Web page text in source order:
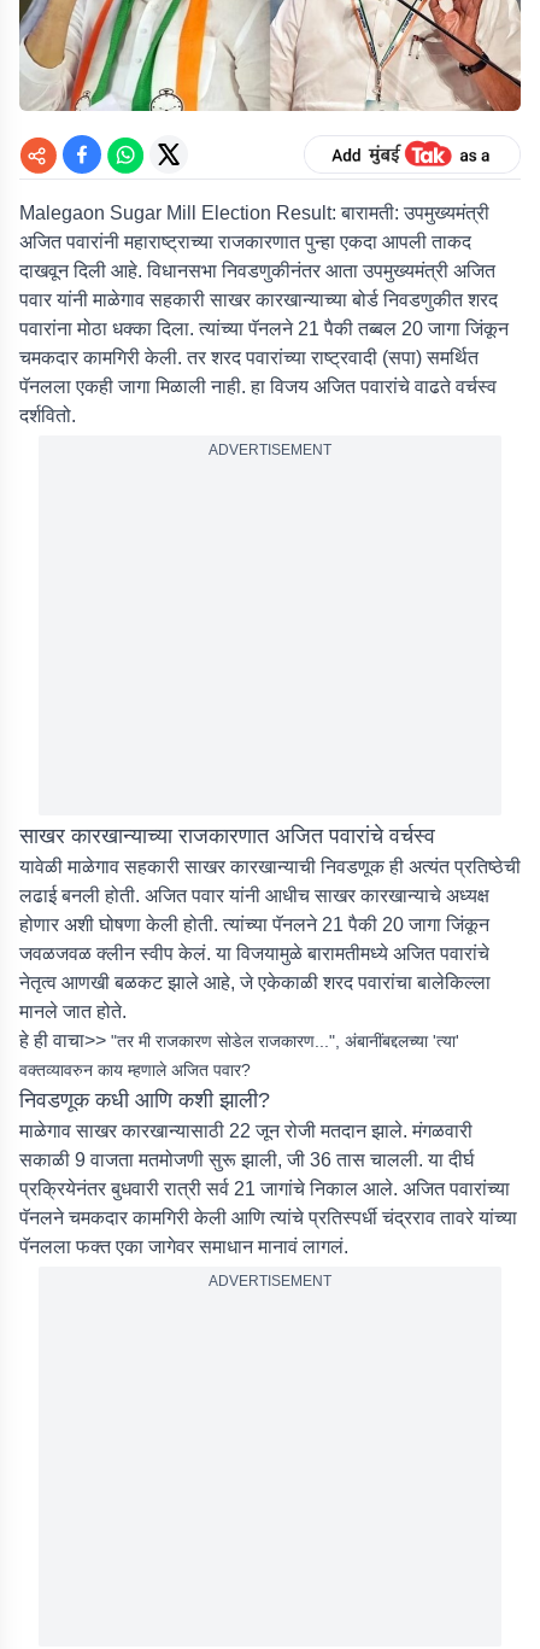
Malegaon Sugar Mill Election Result: बारामती:उपमुख्यमंत्री
अजित पवारांनी महाराष्ट्राच्या राजकारणात पुन्हा एकदा आपली ताकद
दाखवून दिली आहे. विधानसभा निवडणुकीनंतर आता उपमुख्यमंत्री अजित
पवार यांनी माळेगाव सहकारी साखर कारखान्याच्या बोर्ड निवडणुकीत शरद
पवारांना मोठा धक्का दिला. त्यांच्या पॅनलने 21 पैकी तब्बल 20 जागा जिंकून
चमकदार कामगिरी केली. तर शरद पवारांच्या राष्ट्रवादी (सपा) समर्थित
पॅनलला एकही जागा मिळाली नाही. हा विजय अजित पवारांचे वाढते वर्चस्व
दर्शवितो.
ADVERTISEMENT
साखर कारखान्याच्या राजकारणात अजित पवारांचे वर्चस्व
यावेळी माळेगाव सहकारी साखर कारखान्याची निवडणूक ही अत्यंत प्रतिष्ठेची
लढाई बनली होती. अजित पवार यांनी आधीच साखर कारखान्याचे अध्यक्ष
होणार अशी घोषणा केली होती. त्यांच्या पॅनलने 21 पैकी 20 जागा जिंकून
जवळजवळ क्लीन स्वीप केलं. या विजयामुळे बारामतीमध्ये अजित पवारांचे
नेतृत्व आणखी बळकट झाले आहे, जे एकेकाळी शरद पवारांचा बालेकिल्ला
मानले जात होते.
हे ही वाचा>> "तर मी राजकारण सोडेल राजकारण...", अंबानींबद्दलच्या 'त्या'
वक्तव्यावरुन काय म्हणाले अजित पवार?
निवडणूक कधी आणि कशी झाली?
माळेगाव साखर कारखान्यासाठी 22 जून रोजी मतदान झाले. मंगळवारी
सकाळी 9 वाजता मतमोजणी सुरू झाली, जी 36 तास चालली. या दीर्घ
प्रक्रियेनंतर बुधवारी रात्री सर्व 21 जागांचे निकाल आले. अजित पवारांच्या
पॅनलने चमकदार कामगिरी केली आणि त्यांचे प्रतिस्पर्धी चंद्रराव तावरे यांच्या
पॅनलला फक्त एका जागेवर समाधान मानावं लागलं.
ADVERTISEMENT